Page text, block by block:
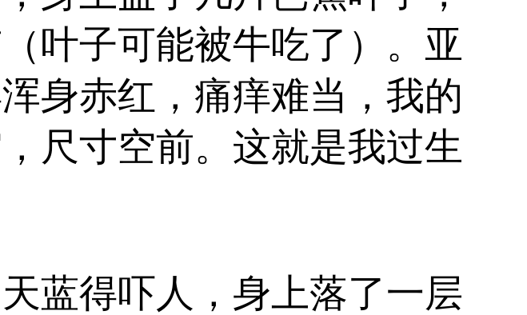
叶子可能被牛吃了）。亚
身赤红，痛痒难当，我的
尺寸空前。这就是我过生
蓝得吓人，身上落了一层